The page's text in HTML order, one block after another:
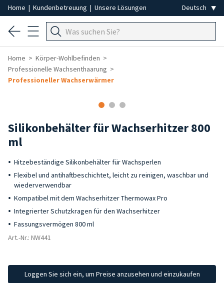
Home | Kundenbetreuung | Unsere Lösungen
Home
Körper-Wohlbefinden
Professionelle Wachsenthaarung
Professioneller Wachserwärmer
Silikonbehälter für Wachserhitzer 800
ml
Hitzebeständige Silikonbehälter für Wachsperlen
Flexibel und antihaftbeschichtet, leicht zu reinigen, waschbar und
wiederverwendbar
Kompatibel mit dem Wachserhitzer Thermowax Pro
Integrierter Schutzkragen für den Wachserhitzer
Fassungsvermögen 800 ml
Art.-Nr.: NW441
Loggen Sie sich ein, um Preise anzusehen und einzukaufen